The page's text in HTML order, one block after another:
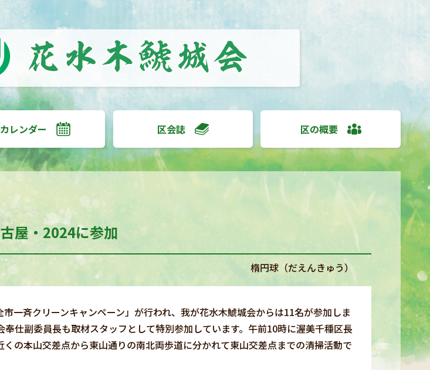
カレンダー 区会誌 区の概要
屋・2024に参加
楕円球（だえんきゅう）
一斉クリーンキャンペーン」が行われ、我が花水木鯱城会からは11名が参加しま
奉仕副委員長も取材スタッフとして特別参加しています。午前10時に渥美千種区長
の本山交差点から東山通りの南北両歩道に分かれて東山交差点までの清掃活動で